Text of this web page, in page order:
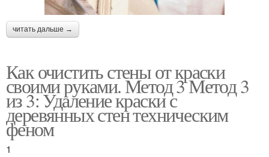
читать дальше →
Как очистить стены от краски
своими руками. Метод 3 Метод 3
из 3: Удаление краски с
деревянных стен техническим
феном
1